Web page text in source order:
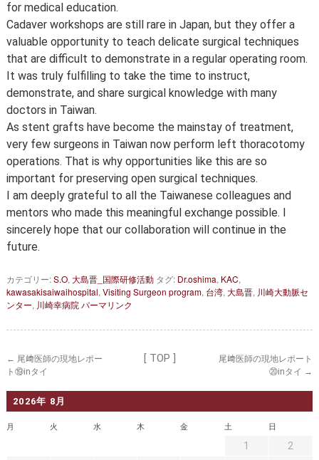
手術概要
医師募集情報 ドクターカー
トピックス一覧
アーカイブ
for medical education.
Cadaver workshops are still rare in Japan, but they offer a
valuable opportunity to teach delicate surgical techniques
that are difficult to demonstrate in a regular operating room.
It was truly fulfilling to take the time to instruct,
demonstrate, and share surgical knowledge with many
doctors in Taiwan.
As stent grafts have become the mainstay of treatment,
very few surgeons in Taiwan now perform left thoracotomy
operations. That is why opportunities like this are so
important for preserving open surgical techniques.
I am deeply grateful to all the Taiwanese colleagues and
mentors who made this meaningful exchange possible. I
sincerely hope that our collaboration will continue in the
future.
カテゴリー:S.O, 大島晋_国際研修活動タグ: Dr.oshima, KAC,
kawasakisaiwaihospital, Visiting Surgeon program, 台湾, 大島晋, 川崎大動脈セ
ンター, 川崎幸病院パーマリンク
← 尾﨑医師の現地レポー
ト⑲inタイ
[ TOP ]
尾﨑医師の現地レポート
⑳inタイ →
2026年 8月
月 火 水 木 金 土 日
1
2